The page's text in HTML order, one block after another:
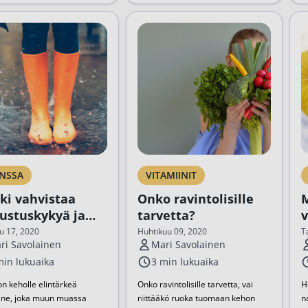
vahvistaa
ja
flunssaa
17, 2020
Savolainen
lukuaika
keholle elintärkeä
joka muun muassa
VITAMIINIT
Onko ravintolisille
tarvetta?
Huhtikuu 09, 2020
Mari Savolainen
3 min lukuaika
Onko ravintolisille tarvetta, vai
riittääkö ruoka tuomaan kehon